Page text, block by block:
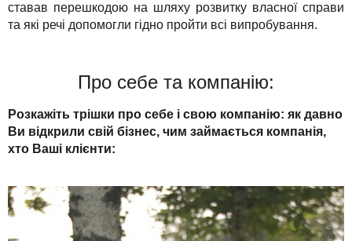
TuchaSync
Техпідтримка
Інтерв'ю
Події
Свята
ставав перешкодою на шляху розвитку власної справи
та які речі допомогли гідно пройти всі випробування.
Про себе та компанію:
Розкажіть трішки про себе і свою компанію: як давно
Ви відкрили свій бізнес, чим займається компанія,
хто Ваші клієнти: